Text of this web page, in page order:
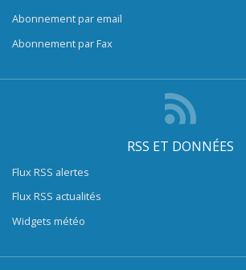
Abonnement par email
Abonnement par Fax
RSS ET DONNÉES
Flux RSS alertes
Flux RSS actualités
Widgets météo